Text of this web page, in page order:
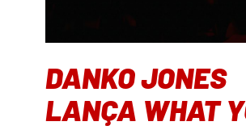
DANKO JONES
LANÇA WHAT